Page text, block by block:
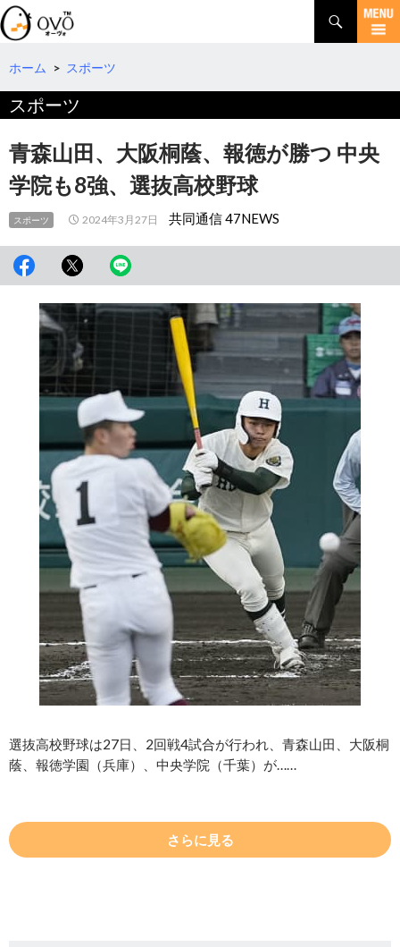
検
索
コ
テ
へ
移
ホーム > スポーツ
スポーツ
青森山田、大阪桐蔭、報徳が勝つ 中央
学院も8強、選抜高校野球
スポーツ 2024年3月27日 共同通信 47NEWS
選抜高校野球は27日、2回戦4試合が行われ、青森山田、大阪桐
蔭、報徳学園（兵庫）、中央学院（千葉）が……
さらに見る